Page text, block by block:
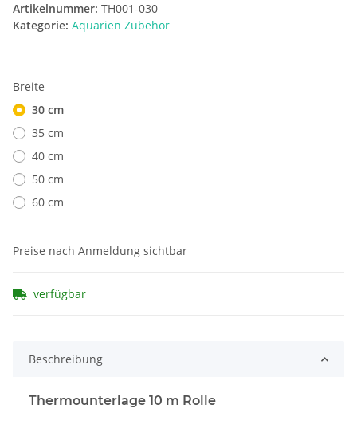
Artikelnummer: TH001-030
Kategorie: Aquarien Zubehör
Breite
30 cm
35 cm
40 cm
50 cm
60 cm
Preise nach Anmeldung sichtbar
verfügbar
Beschreibung
Thermounterlage 10 m Rolle